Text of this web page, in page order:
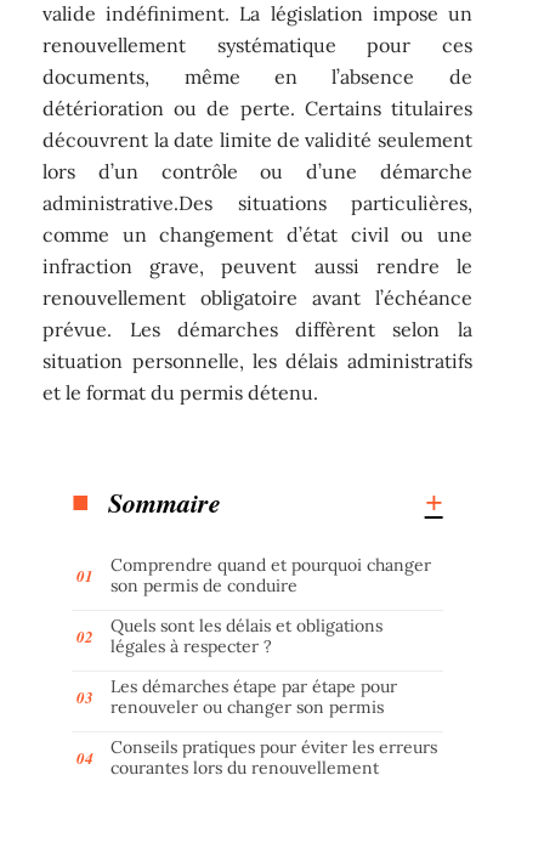
valide indéfiniment. La législation impose un
renouvellement systématique pour ces
documents, même en l’absence de
détérioration ou de perte. Certains titulaires
découvrent la date limite de validité seulement
lors d’un contrôle ou d’une démarche
administrative.Des situations particulières,
comme un changement d’état civil ou une
infraction grave, peuvent aussi rendre le
renouvellement obligatoire avant l’échéance
prévue. Les démarches diffèrent selon la
situation personnelle, les délais administratifs
et le format du permis détenu.
Sommaire
Comprendre quand et pourquoi changer
son permis de conduire
Quels sont les délais et obligations
légales à respecter ?
Les démarches étape par étape pour
renouveler ou changer son permis
Conseils pratiques pour éviter les erreurs
courantes lors du renouvellement